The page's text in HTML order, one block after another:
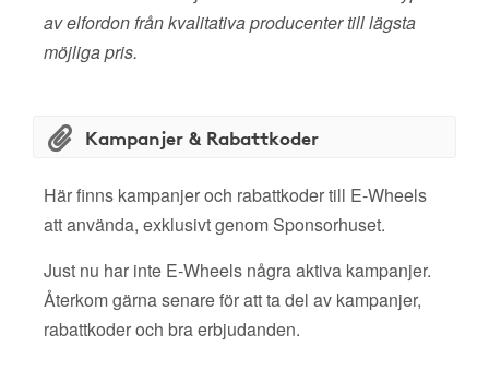
av elfordon från kvalitativa producenter till lägsta
möjliga pris.
Kampanjer & Rabattkoder
Här finns kampanjer och rabattkoder till E-Wheels
att använda, exklusivt genom Sponsorhuset.
Just nu har inte E-Wheels några aktiva kampanjer.
Återkom gärna senare för att ta del av kampanjer,
rabattkoder och bra erbjudanden.